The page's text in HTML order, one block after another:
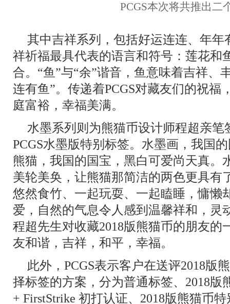
PCGS本次将共推出二
其中吉祥系列，包括好运连连、年
祥祈福最具代表的语言和符号：莲花和
合。“鱼”与“余”谐音，鱼意味着吉祥、
连有鱼”。传递着PCGS对藏友们的祝福
庭富裕，幸福美满。
水墨系列则为熊猫币设计师程超亲
PCGS水墨版特别标签。水墨画，我国
熊猫，我国的国宝，黑白可爱尚天真。
美轮美奂，让熊猫那简洁的两色更具有
悠然食竹、一起玩耍、一起瞌睡，慵懒
爱，自然的气息令人感到温馨祥和，灵
程超先生对收藏2018版熊猫币的朋友的
友和谐，吉祥，和平，幸福。
此外，PCGS表示客户在送评2018版
择标签的方案，分为普通标签、2018版
+ FirstStrike 初打认证、2018版熊猫币